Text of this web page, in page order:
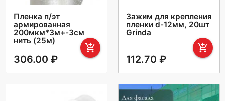
Пленка п/эт
армированная
200мкм*3м+-3см
нить (25м)
add_shopping_cart
306.00 ₽
Зажим для крепления
пленки d-12мм, 20шт
Grinda
add_shopping_cart
112.70 ₽